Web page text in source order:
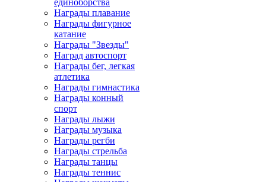
единоборства
Награды плавание
Награды фигурное
катание
Награды "Звезды"
Наград автоспорт
Награды бег, легкая
атлетика
Награды гимнастика
Награды конный
спорт
Награды лыжи
Награды музыка
Награды регби
Награды стрельба
Награды танцы
Награды теннис